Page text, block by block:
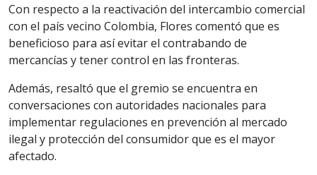
Con respecto a la reactivación del intercambio comercial
con el país vecino Colombia, Flores comentó que es
beneficioso para así evitar el contrabando de
mercancías y tener control en las fronteras.
Además, resaltó que el gremio se encuentra en
conversaciones con autoridades nacionales para
implementar regulaciones en prevención al mercado
ilegal y protección del consumidor que es el mayor
afectado.